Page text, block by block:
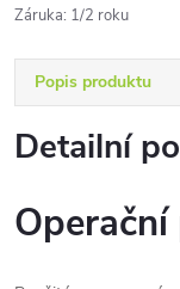
Záruka: 1/2 roku
Popis produktu
Detailní